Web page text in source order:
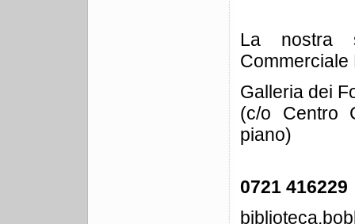
La nostra
Commerciale
Galleria dei
(c/o Centro
piano)
0721 416229